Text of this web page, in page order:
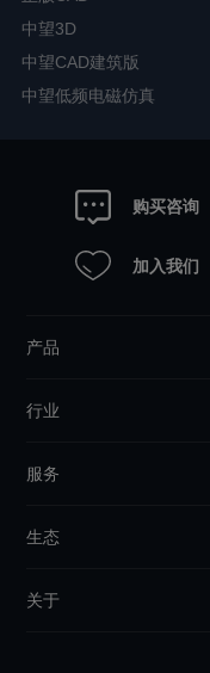
中望3D
中望CAD建筑版
中望低频电磁仿真
购买咨询
加入我们
产品
行业
服务
生态
关于